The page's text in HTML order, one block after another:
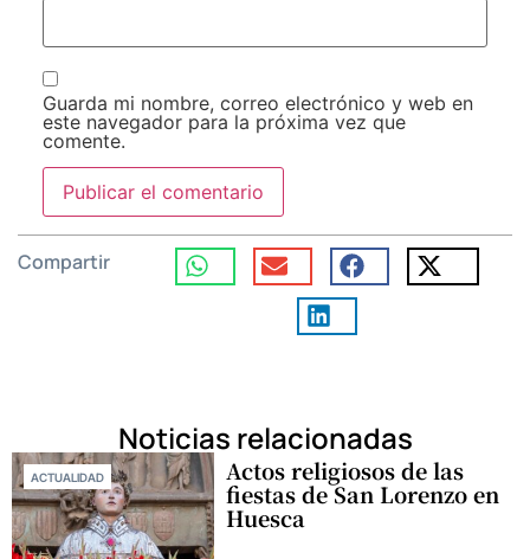
Guarda mi nombre, correo electrónico y web en
este navegador para la próxima vez que
comente.
Compartir
Noticias relacionadas
ACTUALIDAD Actos religiosos de las
fiestas de San Lorenzo en
Huesca